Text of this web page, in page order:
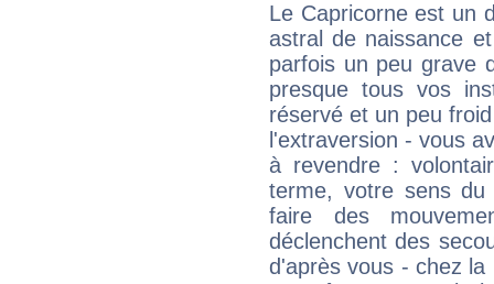
Le Capricorne est un
astral de naissance
parfois un peu grave
presque tous vos
réservé et un peu
l'extraversion - vous
à revendre :
terme, votre sens
faire des
déclenchent des
d'après vous - chez